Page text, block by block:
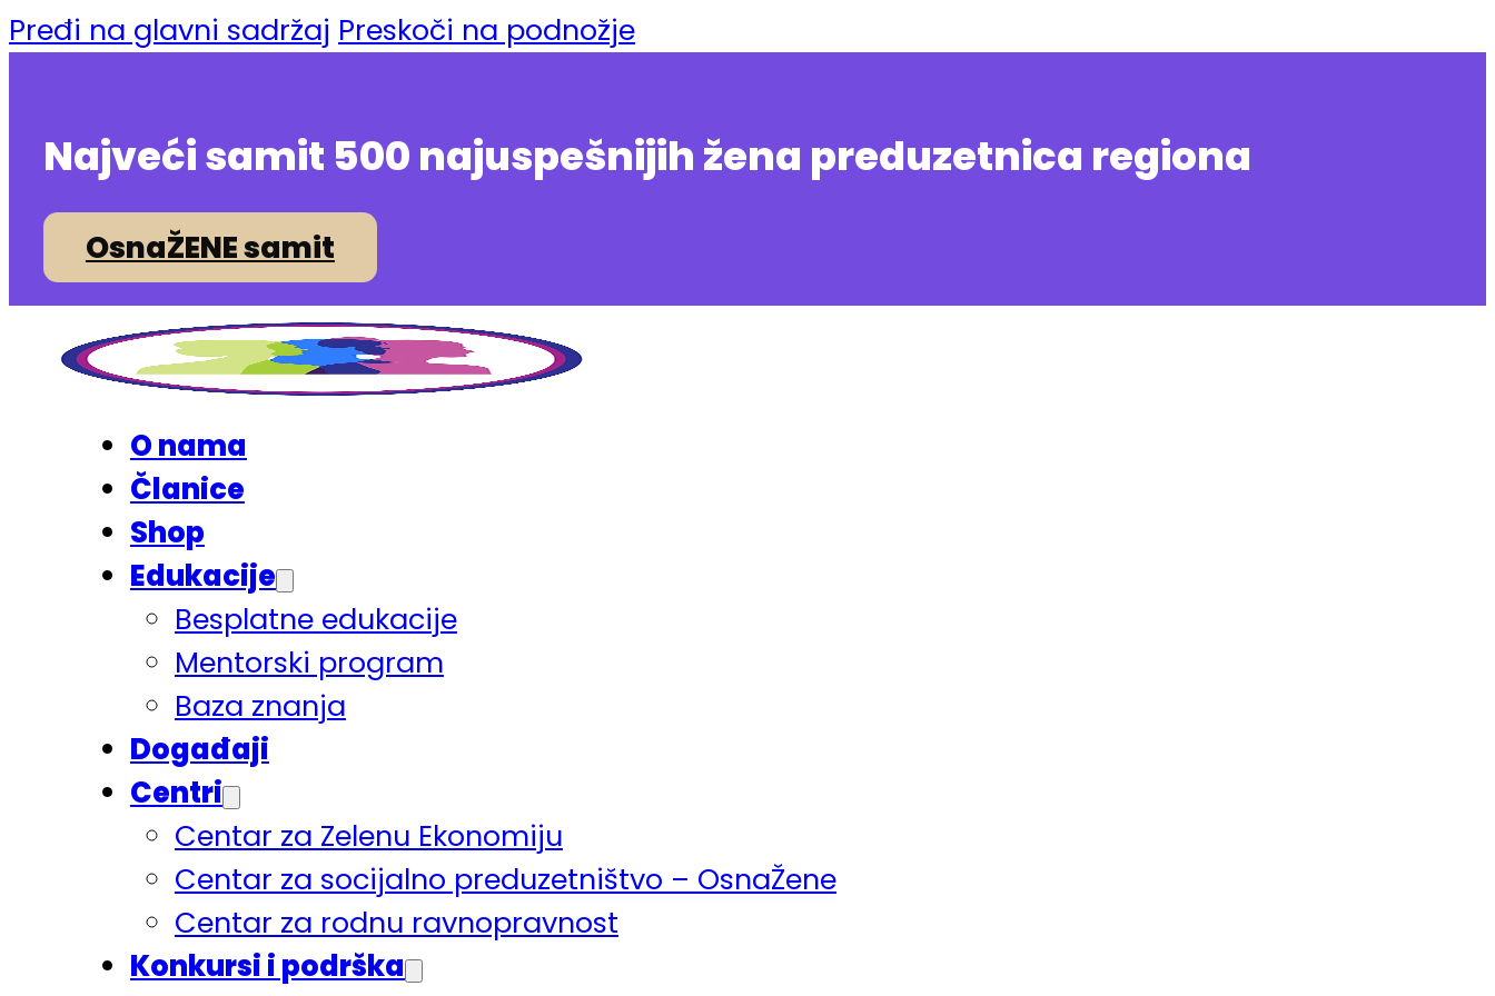
Pređi na glavni sadržaj Preskoči na podnožje
Najveći samit 500 najuspešnijih žena preduzetnica regiona
OsnaŽENE samit
O nama
Članice
Shop
Edukacije
Besplatne edukacije
Mentorski program
Baza znanja
Događaji
Centri
Centar za Zelenu Ekonomiju
Centar za socijalno preduzetništvo – OsnaŽene
Centar za rodnu ravnopravnost
Konkursi i podrška